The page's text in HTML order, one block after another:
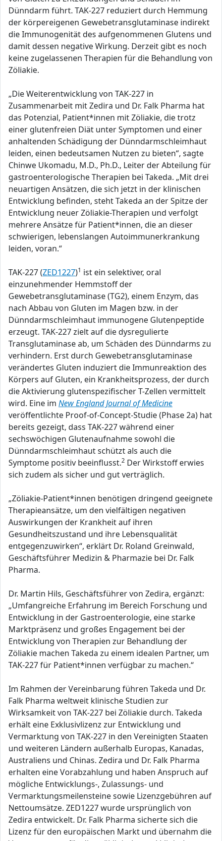
Dünndarm führt. TAK-227 reduziert durch Hemmung
der körpereigenen Gewebetransglutaminase indirekt
die Immunogenität des aufgenommenen Glutens und
damit dessen negative Wirkung. Derzeit gibt es noch
keine zugelassenen Therapien für die Behandlung von
Zöliakie.
„Die Weiterentwicklung von TAK-227 in
Zusammenarbeit mit Zedira und Dr. Falk Pharma hat
das Potenzial, Patient*innen mit Zöliakie, die trotz
einer glutenfreien Diät unter Symptomen und einer
anhaltenden Schädigung der Dünndarmschleimhaut
leiden, einen bedeutsamen Nutzen zu bieten“, sagte
Chinwe Ukomadu, M.D., Ph.D., Leiter der Abteilung für
gastroenterologische Therapien bei Takeda. „Mit drei
neuartigen Ansätzen, die sich jetzt in der klinischen
Entwicklung befinden, steht Takeda an der Spitze der
Entwicklung neuer Zöliakie-Therapien und verfolgt
mehrere Ansätze für Patient*innen, die an dieser
schwierigen, lebenslangen Autoimmunerkrankung
leiden, voran.“
TAK-227 (ZED1227)1 ist ein selektiver, oral
einzunehmender Hemmstoff der
Gewebetransglutaminase (TG2), einem Enzym, das
nach Abbau von Gluten im Magen bzw. in der
Dünndarmschleimhaut immunogene Glutenpeptide
erzeugt. TAK-227 zielt auf die dysregulierte
Transglutaminase ab, um Schäden des Dünndarms zu
verhindern. Erst durch Gewebetransglutaminase
verändertes Gluten induziert die Immunreaktion des
Körpers auf Gluten, ein Krankheitsprozess, der durch
die Aktivierung glutenspezifischer T-Zellen vermittelt
wird. Eine im New England Journal of Medicine
veröffentlichte Proof-of-Concept-Studie (Phase 2a) hat
bereits gezeigt, dass TAK-227 während einer
sechswöchigen Glutenaufnahme sowohl die
Dünndarmschleimhaut schützt als auch die
Symptome positiv beeinflusst.2 Der Wirkstoff erwies
sich zudem als sicher und gut verträglich.
„Zöliakie-Patient*innen benötigen dringend geeignete
Therapieansätze, um den vielfältigen negativen
Auswirkungen der Krankheit auf ihren
Gesundheitszustand und ihre Lebensqualität
entgegenzuwirken“, erklärt Dr. Roland Greinwald,
Geschäftsführer Medizin & Pharmazie bei Dr. Falk
Pharma.
Dr. Martin Hils, Geschäftsführer von Zedira, ergänzt:
„Umfangreiche Erfahrung im Bereich Forschung und
Entwicklung in der Gastroenterologie, eine starke
Marktpräsenz und großes Engagement bei der
Entwicklung von Therapien zur Behandlung der
Zöliakie machen Takeda zu einem idealen Partner, um
TAK-227 für Patient*innen verfügbar zu machen.“
Im Rahmen der Vereinbarung führen Takeda und Dr.
Falk Pharma weltweit klinische Studien zur
Wirksamkeit von TAK-227 bei Zöliakie durch. Takeda
erhält eine Exklusivlizenz zur Entwicklung und
Vermarktung von TAK-227 in den Vereinigten Staaten
und weiteren Ländern außerhalb Europas, Kanadas,
Australiens und Chinas. Zedira und Dr. Falk Pharma
erhalten eine Vorabzahlung und haben Anspruch auf
mögliche Entwicklungs-, Zulassungs- und
Vermarktungsmeilensteine sowie Lizenzgebühren auf
Nettoumsätze. ZED1227 wurde ursprünglich von
Zedira entwickelt. Dr. Falk Pharma sicherte sich die
Lizenz für den europäischen Markt und übernahm die